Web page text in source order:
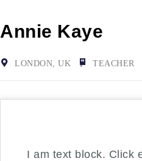
Annie Kaye
LONDON, UK TEACHER
I am text block. Click